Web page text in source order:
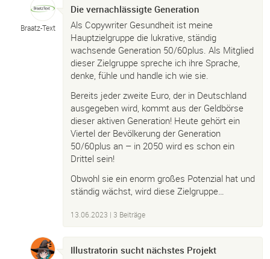
Braatz-Text
Die vernachlässigte Generation
Als Copywriter Gesundheit ist meine
Hauptzielgruppe die lukrative, ständig
wachsende Generation 50/60plus. Als Mitglied
dieser Zielgruppe spreche ich ihre Sprache,
denke, fühle und handle ich wie sie.
Bereits jeder zweite Euro, der in Deutschland
ausgegeben wird, kommt aus der Geldbörse
dieser aktiven Generation! Heute gehört ein
Viertel der Bevölkerung der Generation
50/60plus an – in 2050 wird es schon ein
Drittel sein!
Obwohl sie ein enorm großes Potenzial hat und
ständig wächst, wird diese Zielgruppe…
13.06.2023 | 3 Beiträge
Illustratorin sucht nächstes Projekt